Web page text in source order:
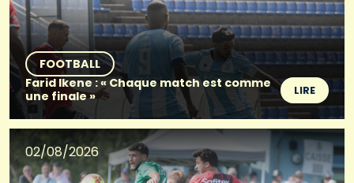
FOOTBALL
Farid Ikene : « Chaque match est comme
une finale »
LIRE
02/08/2026